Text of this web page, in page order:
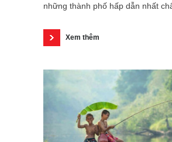
những thành phố hấp dẫn nhất
Xem thêm